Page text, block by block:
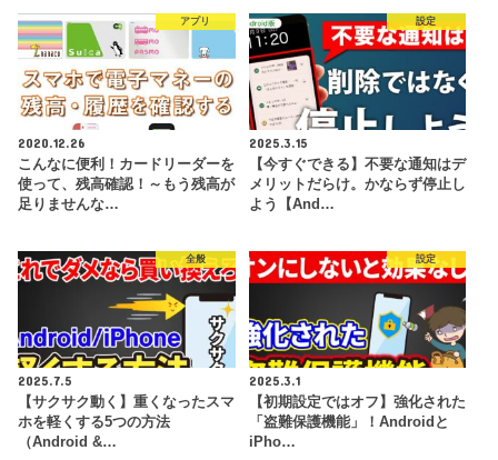
アプリ
2020.12.26
こんなに便利！カードリーダーを
使って、残高確認！～もう残高が
足りませんな…
設定
2025.3.15
【今すぐできる】不要な通知はデ
メリットだらけ。かならず停止し
よう【And…
全般
2025.7.5
【サクサク動く】重くなったスマ
ホを軽くする5つの方法
（Android &…
設定
2025.3.1
【初期設定ではオフ】強化された
「盗難保護機能」！Androidと
iPho…